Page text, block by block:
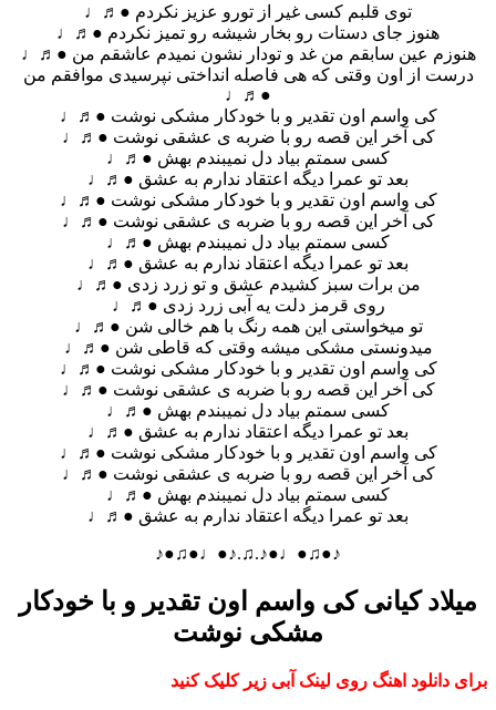
توی قلبم کسی غیر از تورو عزیز نکردم ●♬♩
هنوز جای دستات رو بخار شیشه رو تمیز نکردم ●♬♩
هنوزم عین سابقم من غد و تودار نشون نمیدم عاشقم من ●♬♩
درست از اون وقتی که هی فاصله انداختی نپرسیدی موافقم من
●♬♩
کی واسم اون تقدیر و با خودکار مشکی نوشت ●♬♩
کی آخر این قصه رو با ضربه ی عشقی نوشت ●♬♩
کسی سمتم بیاد دل نمیبندم بهش ●♬♩
بعد تو عمرا دیگه اعتقاد ندارم به عشق ●♬♩
کی واسم اون تقدیر و با خودکار مشکی نوشت ●♬♩
کی آخر این قصه رو با ضربه ی عشقی نوشت ●♬♩
کسی سمتم بیاد دل نمیبندم بهش ●♬♩
بعد تو عمرا دیگه اعتقاد ندارم به عشق ●♬♩
من برات سبز کشیدم عشق و تو زرد زدی ●♬♩
روی قرمز دلت یه آبی زرد زدی ●♬♩
تو میخواستی این همه رنگ با هم خالی شن ●♬♩
میدونستی مشکی میشه وقتی که قاطی شن ●♬♩
کی واسم اون تقدیر و با خودکار مشکی نوشت ●♬♩
کی آخر این قصه رو با ضربه ی عشقی نوشت ●♬♩
کسی سمتم بیاد دل نمیبندم بهش ●♬♩
بعد تو عمرا دیگه اعتقاد ندارم به عشق ●♬♩
کی واسم اون تقدیر و با خودکار مشکی نوشت ●♬♩
کی آخر این قصه رو با ضربه ی عشقی نوشت ●♬♩
کسی سمتم بیاد دل نمیبندم بهش ●♬♩
بعد تو عمرا دیگه اعتقاد ندارم به عشق ●♬♩
♪●♫●♩●♪.♫.♪●♩●♫●♪
میلاد کیانی کی واسم اون تقدیر و با خودکار
مشکی نوشت
برای دانلود اهنگ روی لینک آبی زیر کلیک کنید